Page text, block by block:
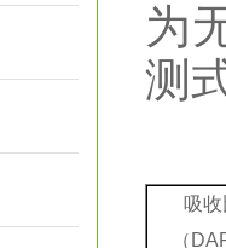
为
测
吸
（